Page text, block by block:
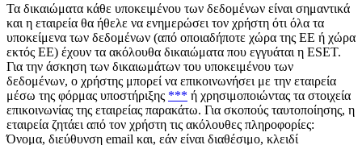
Τα δικαιώματα κάθε υποκειμένου των δεδομένων είναι σημαντικά
και η εταιρεία θα ήθελε να ενημερώσει τον χρήστη ότι όλα τα
υποκείμενα των δεδομένων (από οποιαδήποτε χώρα της ΕΕ ή χώρα
εκτός ΕΕ) έχουν τα ακόλουθα δικαιώματα που εγγυάται η ESET.
Για την άσκηση των δικαιωμάτων του υποκειμένου των
δεδομένων, ο χρήστης μπορεί να επικοινωνήσει με την εταιρεία
μέσω της φόρμας υποστήριξης *** ή χρησιμοποιώντας τα στοιχεία
επικοινωνίας της εταιρείας παρακάτω. Για σκοπούς ταυτοποίησης, η
εταιρεία ζητάει από τον χρήστη τις ακόλουθες πληροφορίες:
Όνομα, διεύθυνση email και, εάν είναι διαθέσιμο, κλειδί